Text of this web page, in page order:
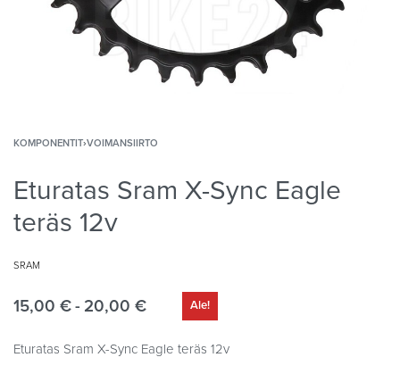
KOMPONENTIT›VOIMANSIIRTO
Eturatas Sram X-Sync Eagle
teräs 12v
SRAM
15,00 € 20,00 € Ale!
Eturatas Sram X-Sync Eagle teräs 12v